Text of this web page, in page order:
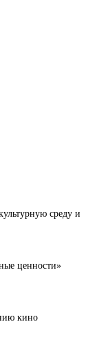
среду и
ценности»
кино